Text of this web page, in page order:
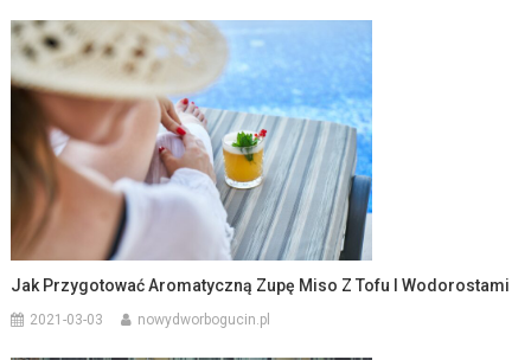
Jak Przygotować Aromatyczną Zupę Miso Z Tofu I Wodorostami
2021-03-03 nowydworbogucin.pl